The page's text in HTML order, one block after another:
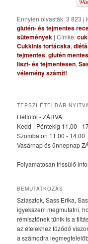
Ennyien olvasták: 3 823 |
glutén- és tejmentes
sütemények |Címke:
Cukkinis tortácska,
tejmentes,glutén mentes
liszt- és tejmentesen,
vélemény számít!
TEPSZI ÉTELBÁR
Hétfőtől - ZÁRVA
Kedd - Péntekig 11.00 -
Szombaton 11.00 - 14.00
Vasárnap és ünnepnap
Folyamatosan frissülő
BEMUTATKOZÁS
Sziasztok, Sass Erika,
igyekszem megmutatni,
rémisztőnek tűnik is a
az ételekhez fűződő
a számodra